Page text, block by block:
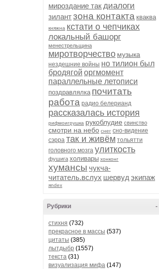
мироздание такдиалоги
зилантзона контакта кваква
княжна кстати о чепчиках
локальный башорг
менестрельщина
миротворчество музыка
нездешние войны но тилион был
бродягой оргмомент
параллельные летописи
поздравлялка почитать
работа радио белерианд
рассказалась история
рифмоигрушка рукоблудие свинство
смотри на небо снег сно-видение
сэрра так и живём тольятти
головного мозга улиткость
фушига холивары хонконг
хумансы чукча-
читатель.вслух шервуд экипаж
яndex
-
Рубрики
стихня (732)
прекрасное в массы (537)
цитаты (385)
лытдыбр (1557)
текста (31)
визуализация мифа (147)